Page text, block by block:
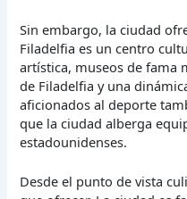
Sin embargo, la ciudad
Filadelfia es un centro
artística, museos de fama
de Filadelfia y una
aficionados al deporte
que la ciudad alberga
estadounidenses.
Desde el punto de vista